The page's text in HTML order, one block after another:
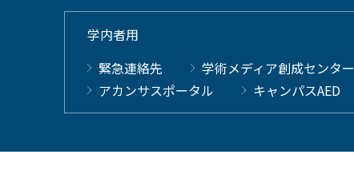
学内者用
緊急連絡先
学術メディア創成センター
アカンサスポータル
キャンパスAED